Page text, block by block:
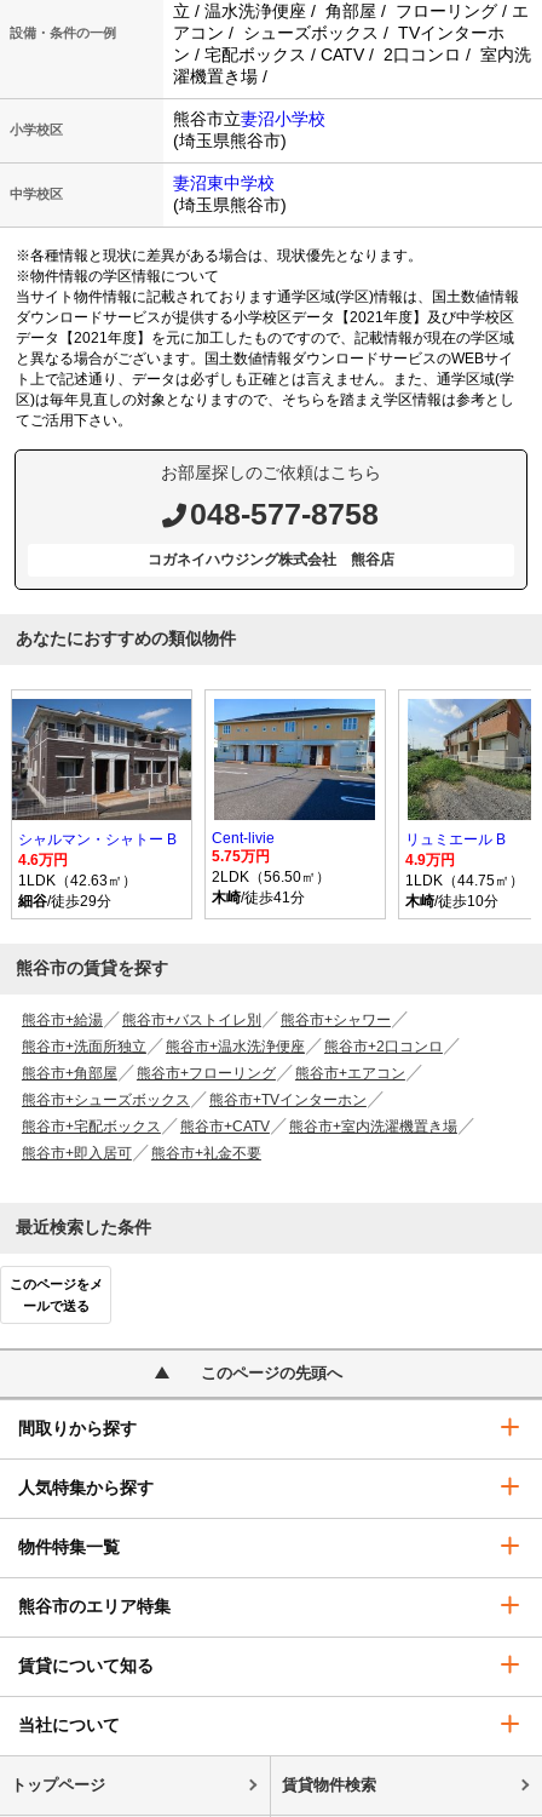
設備・条件の一例
立 / 温水洗浄便座 / 角部屋 / フローリング / エ
アコン / シューズボックス / TVインターホ
ン / 宅配ボックス / CATV / 2口コンロ / 室内洗
濯機置き場 /
小学校区
熊谷市立妻沼小学校
(埼玉県熊谷市)
中学校区
妻沼東中学校
(埼玉県熊谷市)
※各種情報と現状に差異がある場合は、現状優先となります。
※物件情報の学区情報について
当サイト物件情報に記載されております通学区域(学区)情報は、国土数値情報
ダウンロードサービスが提供する小学校区データ【2021年度】及び中学校区
データ【2021年度】を元に加工したものですので、記載情報が現在の学区域
と異なる場合がございます。国土数値情報ダウンロードサービスのWEBサイ
ト上で記述通り、データは必ずしも正確とは言えません。また、通学区域(学
区)は毎年見直しの対象となりますので、そちらを踏まえ学区情報は参考とし
てご活用下さい。
お部屋探しのご依頼はこちら
048-577-8758
コガネイハウジング株式会社 熊谷店
あなたにおすすめの類似物件
シャルマン・シャトー B
4.6万円
1LDK（42.63㎡）
細谷/徒歩29分
Cent-livie
5.75万円
2LDK（56.50㎡）
木崎/徒歩41分
リュミエール B
4.9万円
1LDK（44.75㎡）
木崎/徒歩10分
熊谷市の賃貸を探す
熊谷市+給湯 熊谷市+バストイレ別
熊谷市+シャワー
熊谷市+洗面所独立
熊谷市+温水洗浄便座
熊谷市+2口コンロ
熊谷市+角部屋
熊谷市+フローリング
熊谷市+エアコン
熊谷市+シューズボックス
熊谷市+TVインターホン
熊谷市+宅配ボックス
熊谷市+CATV
熊谷市+室内洗濯機置き場
熊谷市+即入居可
熊谷市+礼金不要
最近検索した条件
このページをメ
ールで送る
このページの先頭へ
間取りから探す
人気特集から探す
物件特集一覧
熊谷市のエリア特集
賃貸について知る
当社について
トップページ 賃貸物件検索